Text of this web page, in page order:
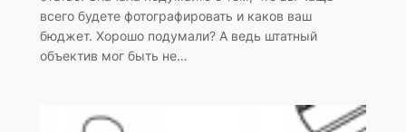
всего будете фотографировать и каков ваш
бюджет. Хорошо подумали? А ведь штатный
объектив мог быть не…